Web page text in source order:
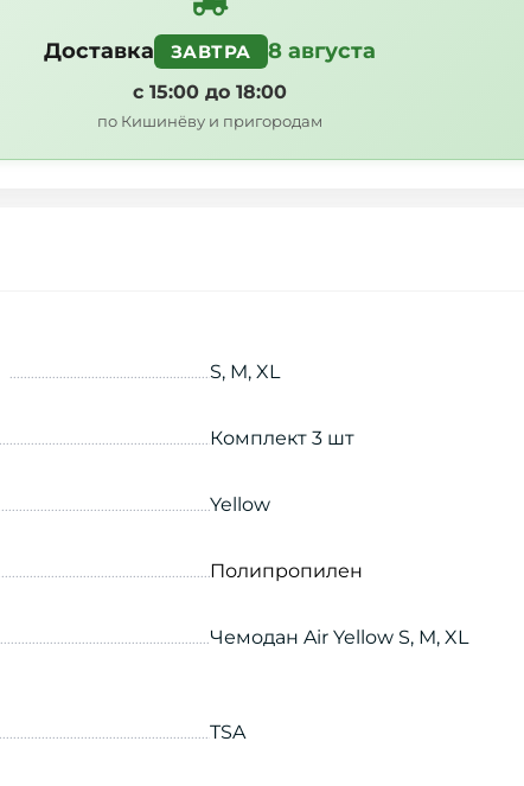
Доставка ЗАВТРА 8 августа
с 15:00 до 18:00
по Кишинёву и пригородам
S, M, XL
Комплект 3 шт
Yellow
Полипропилен
Чемодан Air Yellow S, M, XL
TSA